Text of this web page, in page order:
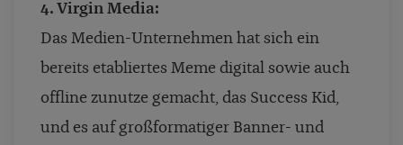
4. Virgin Media:
Das Medien-Unternehmen hat sich ein
bereits etabliertes Meme digital sowie auch
offline zunutze gemacht, das Success Kid,
und es auf großformatiger Banner- und